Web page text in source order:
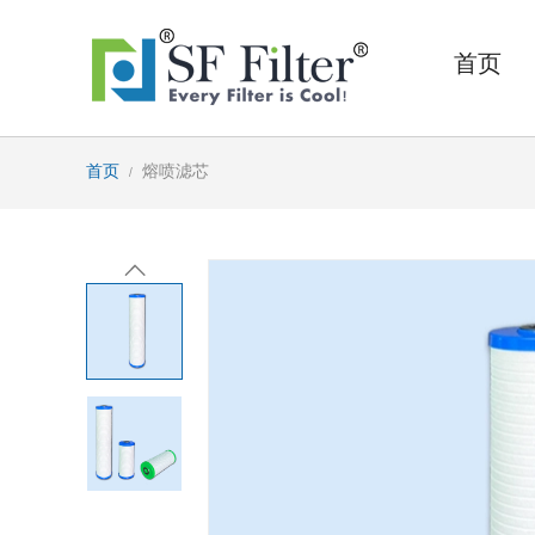
首页
首页 / 熔喷滤芯